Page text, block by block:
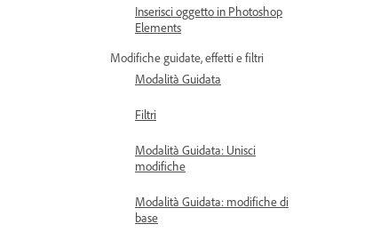
Inserisci oggetto in Photoshop
Elements
Modifiche guidate, effetti e filtri
Modalità Guidata
Filtri
Modalità Guidata: Unisci
modifiche
Modalità Guidata: modifiche di
base